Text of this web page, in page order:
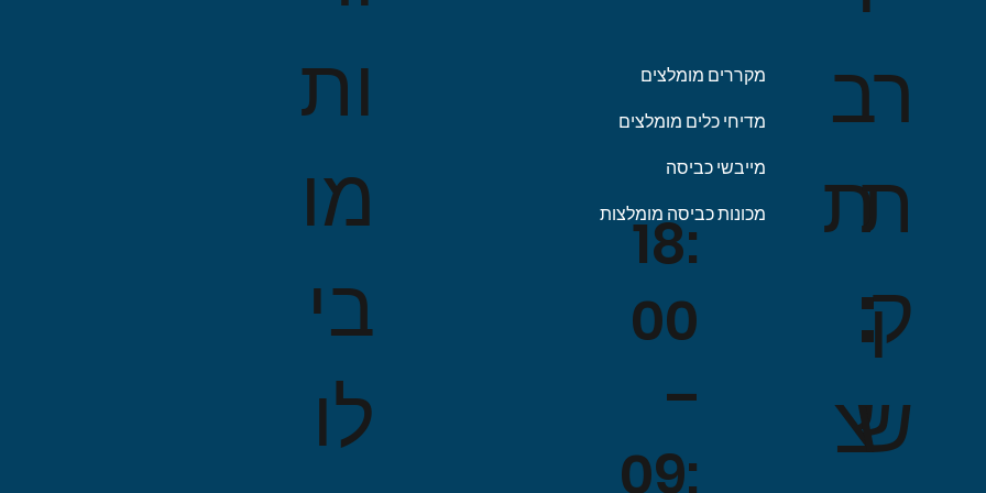
ות
מו
בי
לו
מקררים מומלצים
מדיחי כלים מומלצים
מייבשי כביסה
מכונות כביסה מומלצות
18:
00
–
09:
ב
ת
:
צ
ר
ת
ק
ש